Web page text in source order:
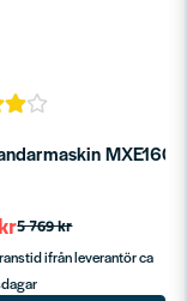
MXE1602
5 769 kr
ifrån leverantör ca